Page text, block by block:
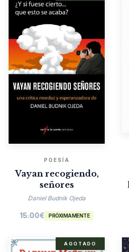
POESÍA
Vayan recogiendo,
señores
Daniel Budnik Ojeda
15.00€ PRÓXIMAMENTE
AGOTADO